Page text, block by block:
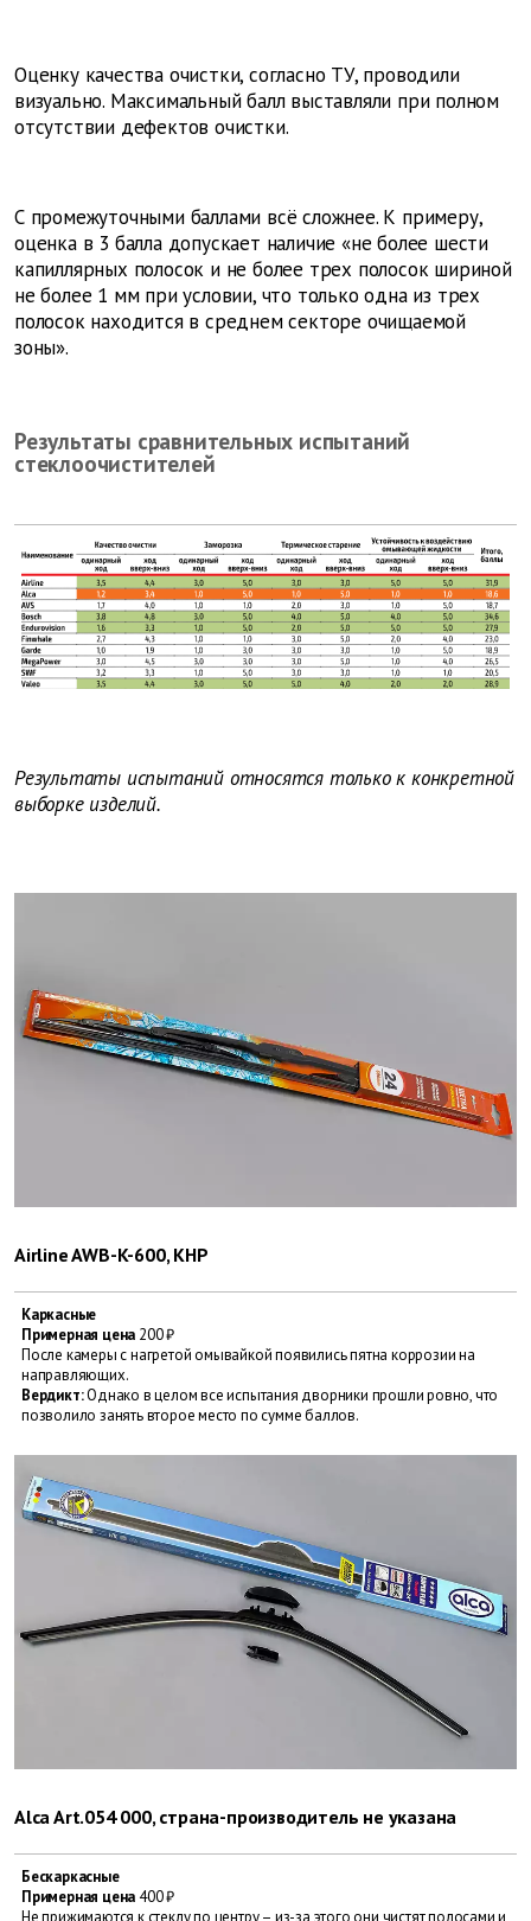
Оценку качества очистки, согласно ТУ, проводили
визуально. Максимальный балл выставляли при полном
отсутствии дефектов очистки.
С промежуточными баллами всё сложнее. К примеру,
оценка в 3 балла допускает наличие «не более шести
капиллярных полосок и не более трех полосок шириной
не более 1 мм при условии, что только одна из трех
полосок находится в среднем секторе очищаемой
зоны».
Результаты сравнительных испытаний
стеклоочистителей
Результаты испытаний относятся только к конкретной
выборке изделий.
Airline AWB-K-600, КНР
Каркасные
Примерная цена 200 ₽
После камеры с нагретой омывайкой появились пятна коррозии на
направляющих.
Вердикт:Однако в целом все испытания дворники прошли ровно, что
позволило занять второе место по сумме баллов.
Alca Art.054 000, страна-производитель не указана
Бескаркасные
Примерная цена 400 ₽
Не прижимаются к стеклу по центру – из-за этого они чистят полосами и